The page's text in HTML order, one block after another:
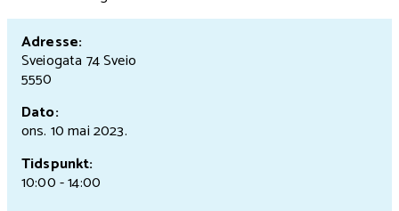
Adresse:
Sveiogata 74 Sveio
5550
Dato:
ons. 10 mai2023.
Tidspunkt:
10:00 - 14:00